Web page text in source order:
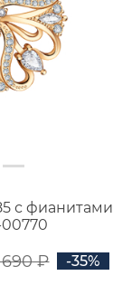
с фианитами
₽
-35%